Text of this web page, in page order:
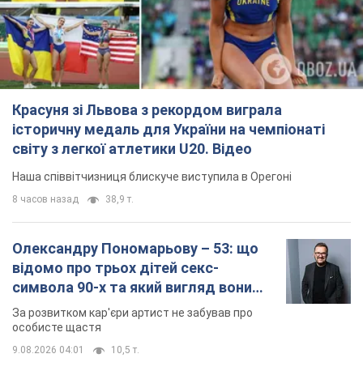
Наша співвітчизниця блискуче виступила в Орегоні
8 часов назад 38,9 т.
Олександру Пономарьову – 53: що
відомо про трьох дітей секс-
символа 90-х та який вигляд вони
мають
За розвитком кар'єри артист не забував про
долари 1996 року: чи приймають
обмінники та банки такі купюри
приймають старі долари